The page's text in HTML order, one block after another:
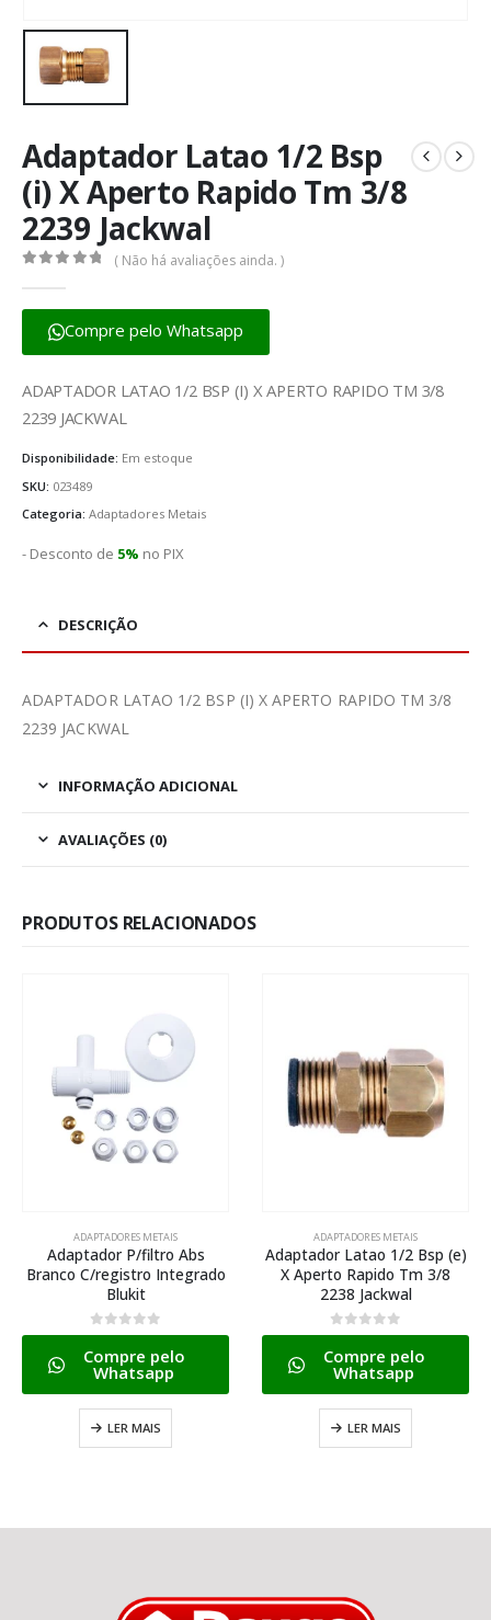
Adaptador Latao 1/2 Bsp
(i) X Aperto Rapido Tm 3/8
2239 Jackwal
( Não há avaliações ainda. )
Compre pelo Whatsapp
ADAPTADOR LATAO 1/2 BSP (I) X APERTO RAPIDO TM 3/8
2239 JACKWAL
Disponibilidade: Em estoque
SKU: 023489
Categoria: Adaptadores Metais
- Desconto de 5% no PIX
DESCRIÇÃO
ADAPTADOR LATAO 1/2 BSP (I) X APERTO RAPIDO TM 3/8
2239 JACKWAL
INFORMAÇÃO ADICIONAL
AVALIAÇÕES (0)
PRODUTOS RELACIONADOS
ADAPTADORES METAIS
Adaptador P/filtro Abs
Branco C/registro Integrado
Blukit
0de 5
Compre pelo
Whatsapp
LER MAIS
ADAPTADORES METAIS
Adaptador Latao 1/2 Bsp (e)
X Aperto Rapido Tm 3/8
2238 Jackwal
0de 5
Compre pelo
Whatsapp
LER MAIS